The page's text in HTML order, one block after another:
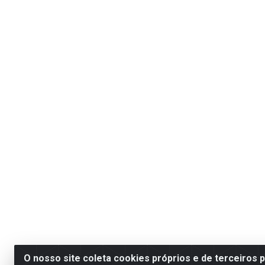
O nosso site coleta cookies próprios e de terceiros